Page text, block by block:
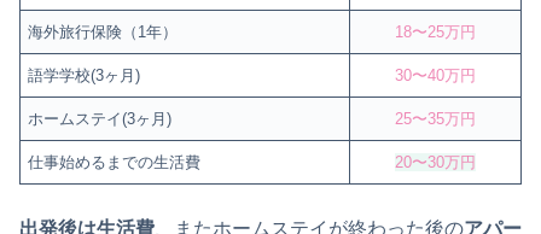
海外旅行保険（1年） 18〜25万円
語学学校(3ヶ月) 30〜40万円
ホームステイ(3ヶ月) 25〜35万円
仕事始めるまでの生活費 20〜30万円
出発後は生活費 、またホームステイが終わった後のアパー